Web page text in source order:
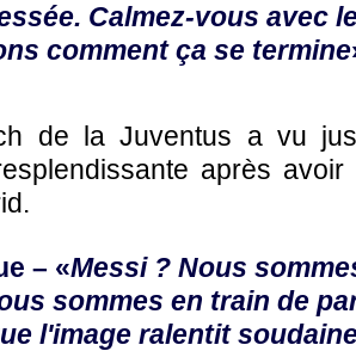
Calmez-vous avec
comment ça se termine
de la Juventus a vu
après
– «Messi ? Nous
sommes en train de
l'image ralentit